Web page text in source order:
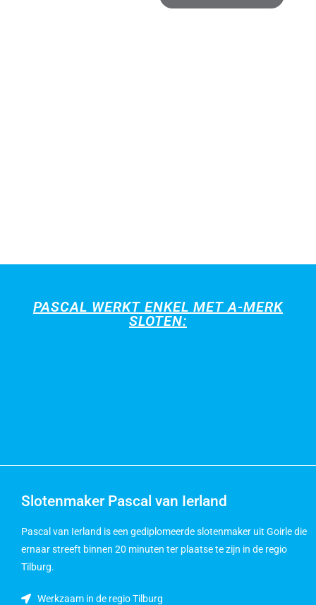
PASCAL WERKT ENKEL MET A-MERK
SLOTEN:
Slotenmaker Pascal van Ierland
Pascal van Ierland is een gediplomeerde slotenmaker uit Goirle die
ernaar streeft binnen 20 minuten ter plaatse te zijn in de regio
Tilburg.
Werkzaam in de regio Tilburg